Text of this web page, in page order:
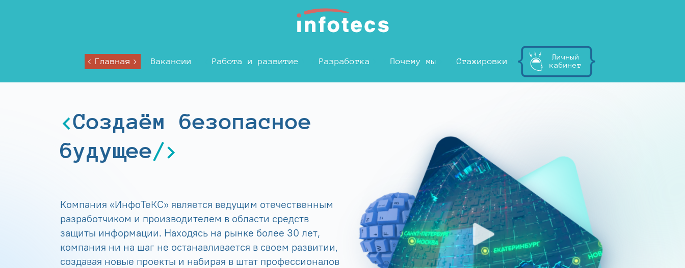
Главная Вакансии Работа и развитие Разработка Почему мы Стажировки
Личный
кабинет
Создаём безопасное
будущее
Компания «ИнфоТеКС» является ведущим отечественным
разработчиком и производителем в области средств
защиты информации. Находясь на рынке более 30 лет,
компания ни на шаг не останавливается в своем развитии,
создавая новые проекты и набирая в штат профессионалов